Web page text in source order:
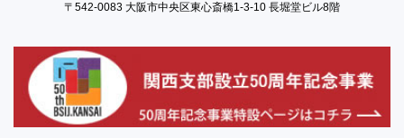
〒542-0083 大阪市中央区東心斎橋1-3-10 長堀堂ビル8階